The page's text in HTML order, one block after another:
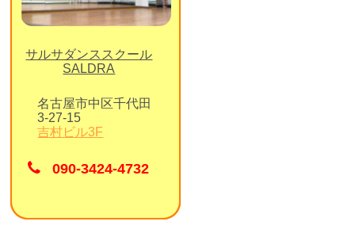
サルサダンススクール
SALDRA
名古屋市中区千代田
3-27-15
吉村ビル3F
090-3424-4732